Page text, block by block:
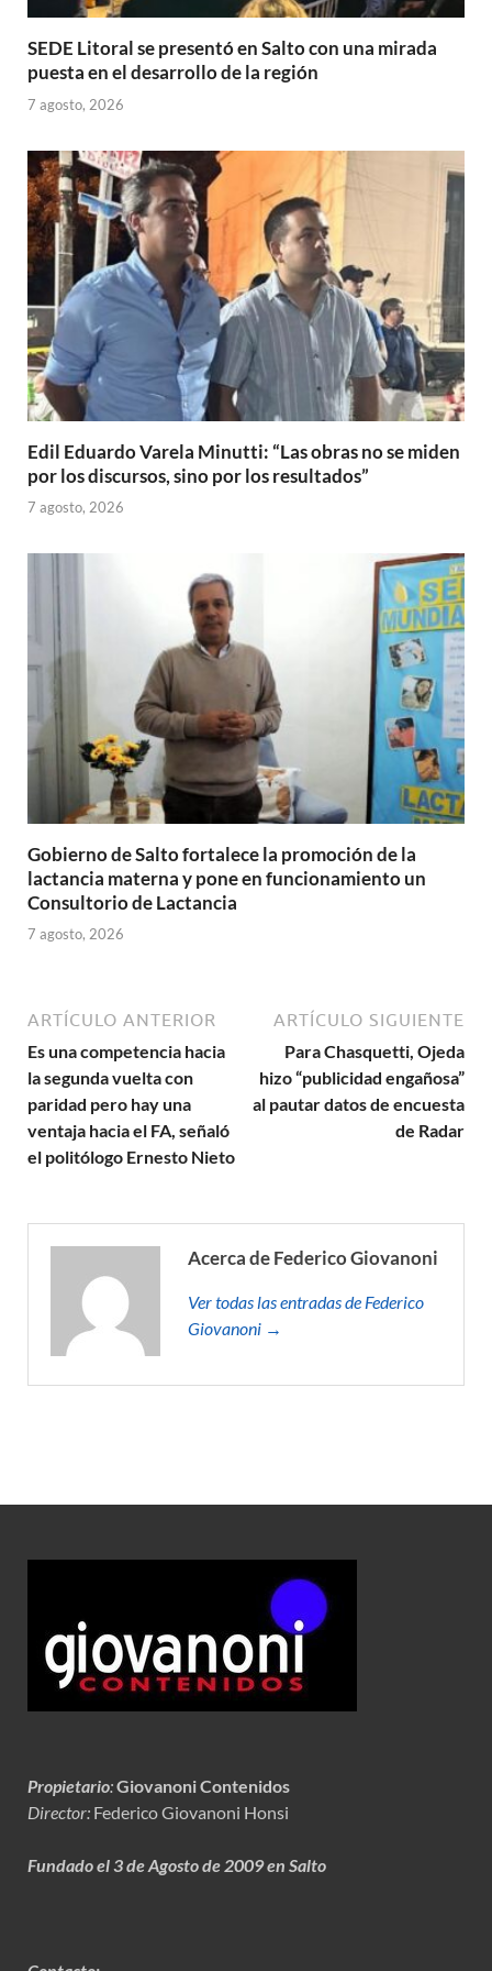
SEDE Litoral se presentó en Salto con una mirada
puesta en el desarrollo de la región
7 agosto, 2026
Edil Eduardo Varela Minutti: “Las obras no se miden
por los discursos, sino por los resultados”
7 agosto, 2026
Gobierno de Salto fortalece la promoción de la
lactancia materna y pone en funcionamiento un
Consultorio de Lactancia
7 agosto, 2026
ARTÍCULO ANTERIOR
Es una competencia hacia
la segunda vuelta con
paridad pero hay una
ventaja hacia el FA, señaló
el politólogo Ernesto Nieto
ARTÍCULO SIGUIENTE
Para Chasquetti, Ojeda
hizo “publicidad engañosa”
al pautar datos de encuesta
de Radar
Acerca de Federico Giovanoni
Ver todas las entradas de Federico
Giovanoni →
Propietario:Giovanoni Contenidos
Director: Federico Giovanoni Honsi
Fundado el 3 de Agosto de 2009 en Salto